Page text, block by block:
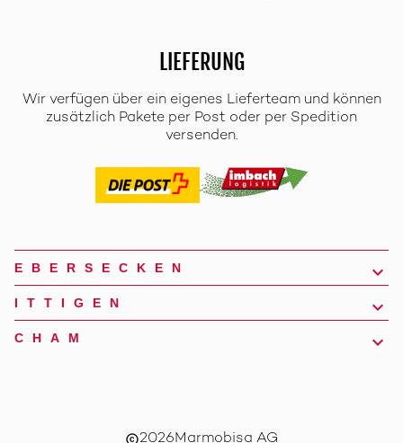
LIEFERUNG
Wir verfügen über ein eigenes Lieferteam und können
zusätzlich Pakete per Post oder per Spedition
versenden.
EBERSECKEN
ITTIGEN
CHAM
copyright2026Marmobisa AG